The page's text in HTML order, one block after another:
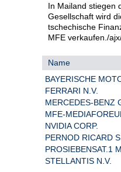
In Mailand stiegen
Gesellschaft wird
tschechische
MFE verkaufen./
Name
BAYERISCHE
FERRARI N.V.
MERCEDES-BENZ
MFE-
NVIDIA CORP.
PERNOD RICARD
PROSIEBENSAT.1
STELLANTIS N.V.